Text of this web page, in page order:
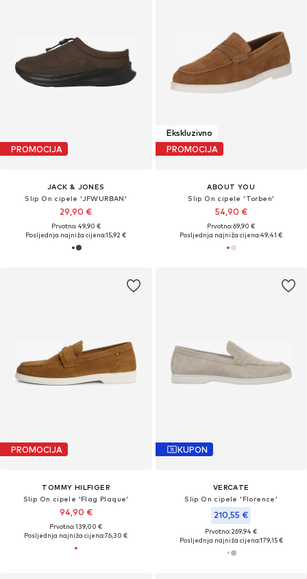
PROMOCIJA
JACK & JONES
Slip On cipele 'JFWURBAN'
29,90 €
Prvotno: 49,90 €
Posljednja najniža cijena:15,92 €
Ekskluzivno
PROMOCIJA
ABOUT YOU
Slip On cipele 'Torben'
54,90 €
Prvotno: 69,90 €
Posljednja najniža cijena:49,41 €
PROMOCIJA
TOMMY HILFIGER
Slip On cipele 'Flag Plaque'
94,90 €
Prvotno: 139,00 €
Posljednja najniža cijena:76,30 €
KUPON
VERCATE
Slip On cipele 'Florence'
210,55 €
Prvotno: 269,94 €
Posljednja najniža cijena:179,15 €